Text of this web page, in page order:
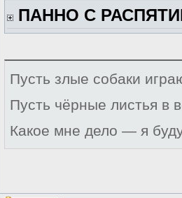
ПАННО С
Пусть злые собаки
Пусть чёрные листья в
Какое мне дело — я